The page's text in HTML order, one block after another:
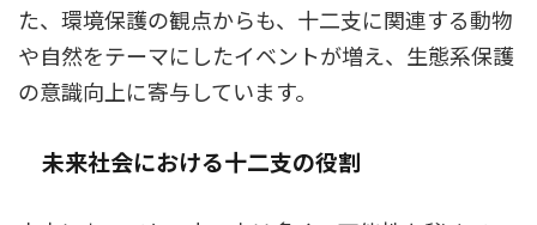
た、環境保護の観点からも、十二支に関連する動物
や自然をテーマにしたイベントが増え、生態系保護
の意識向上に寄与しています。
未来社会における十二支の役割